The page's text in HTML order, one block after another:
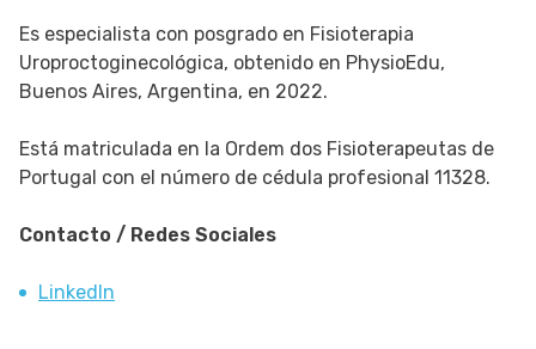
Es especialista con posgrado en Fisioterapia
Uroproctoginecológica, obtenido en PhysioEdu,
Buenos Aires, Argentina, en 2022.
Está matriculada en la Ordem dos Fisioterapeutas de
Portugal con el número de cédula profesional 11328.
Contacto / Redes Sociales
LinkedIn